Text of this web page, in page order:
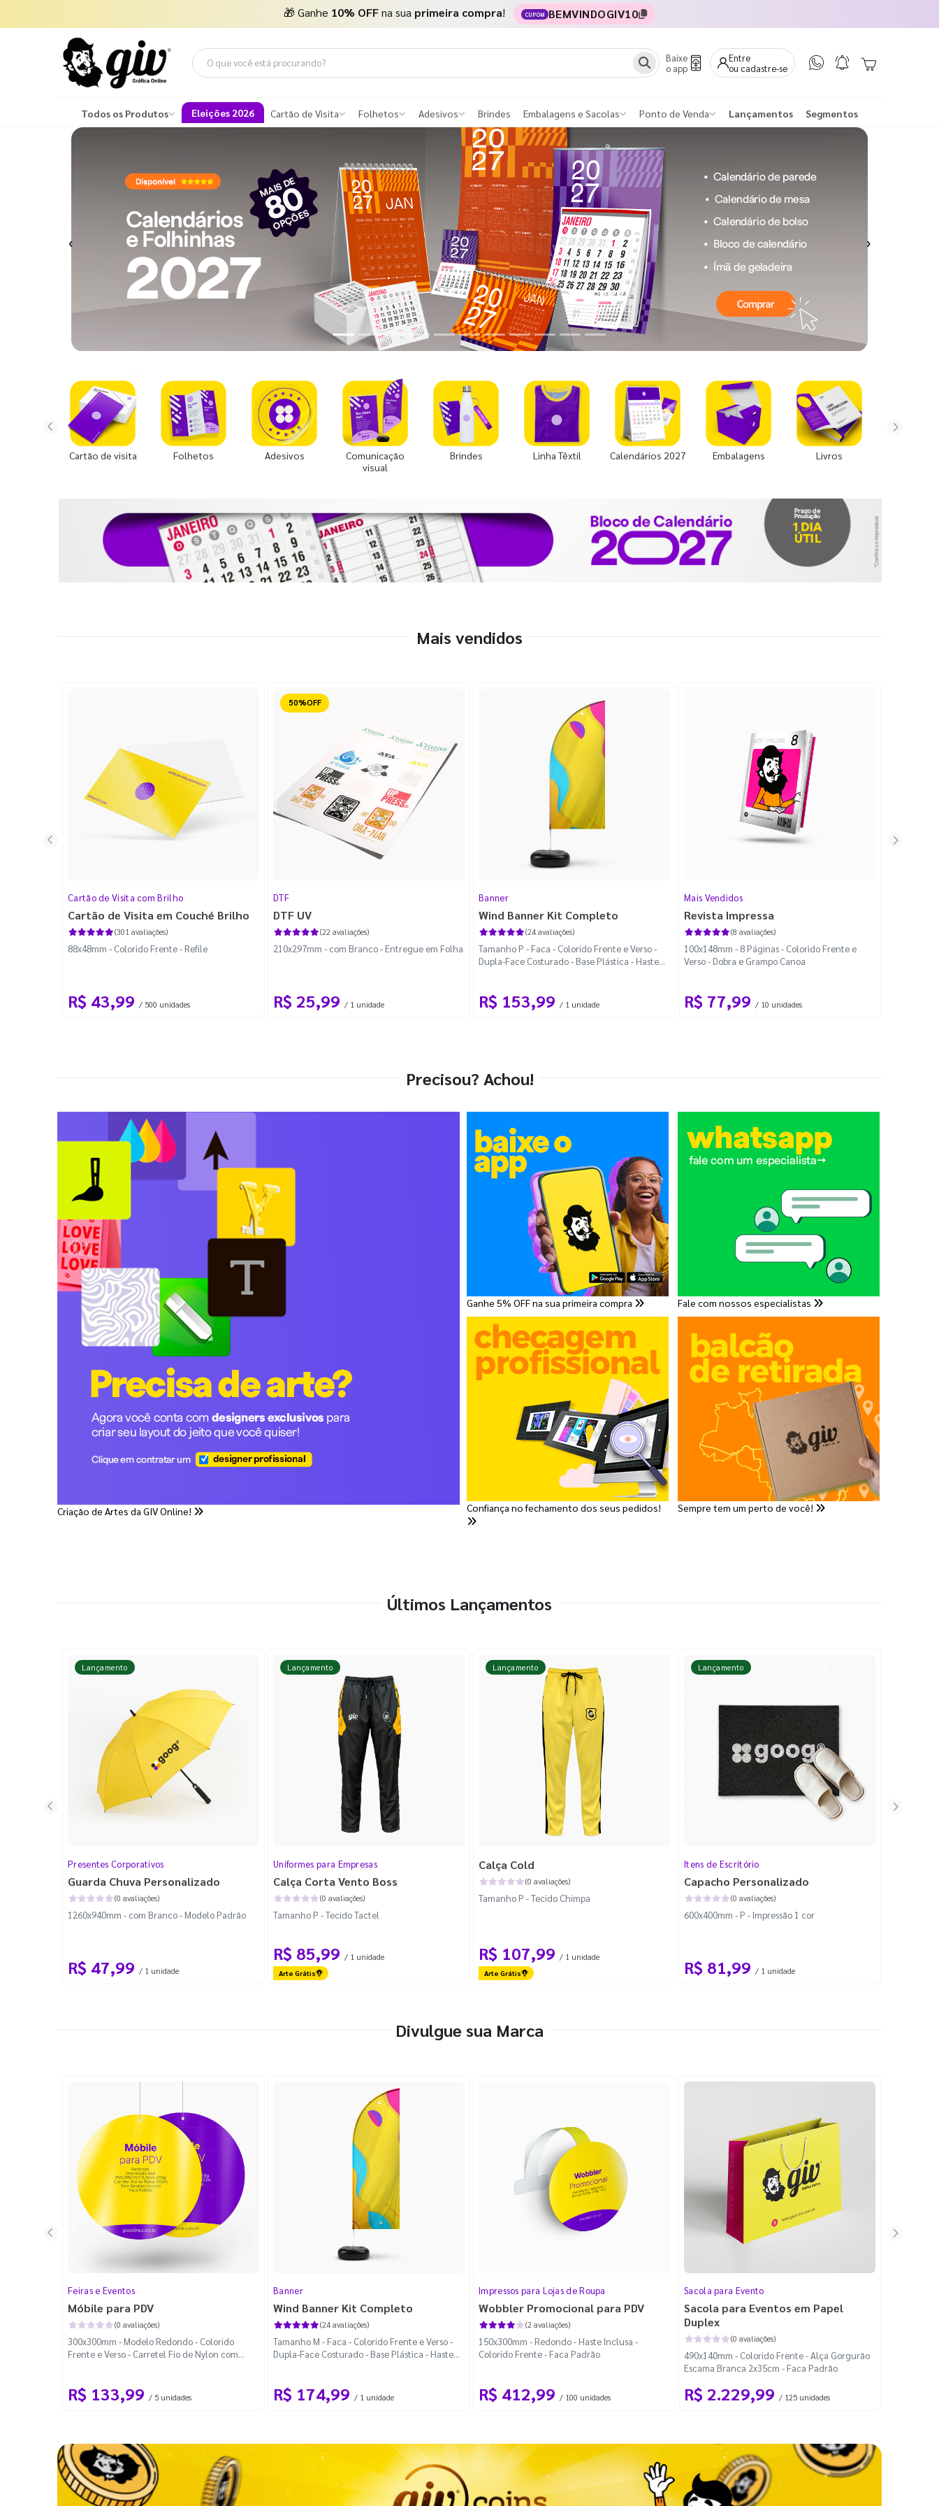
🎁 Ganhe 10% OFFna sua primeira compra! CUPOM BEMVINDOGIV10
Baixe
o app
Entre
ou cadastre-se
Todos os Produtos Eleições 2026 Cartão de Visita Folhetos Adesivos Brindes Embalagens e Sacolas Ponto de Venda Lançamentos Segmentos
Previous Next
Cartão de visita Folhetos Adesivos
Comunicação
visual
Brindes Linha Têxtil Calendários 2027 Embalagens Livros
Mais vendidos
Cartão de Visita com Brilho
Cartão de Visita em Couché Brilho
(301 avaliações)
88x48mm - Colorido Frente - Refile
R$ 43,99 / 500 unidades
Reduzido
DTF
DTF UV
(22 avaliações)
210x297mm - com Branco - Entregue em Folha
R$ 25,99 / 1 unidade
Banner
Wind Banner Kit Completo
(24 avaliações)
Tamanho P - Faca - Colorido Frente e Verso -
Dupla-Face Costurado - Base Plástica - Haste
R$ 153,99 / 1 unidade
Mais Vendidos
Revista Impressa
(8 avaliações)
100x148mm - 8 Páginas - Colorido Frente e
Verso - Dobra e Grampo Canoa
R$ 77,99 / 10 unidades
Precisou? Achou!
Criação de Artes da GIV Online!
Ganhe 5% OFF na sua primeira compra
Confiança no fechamento dos seus pedidos!
Fale com nossos especialistas
Sempre tem um perto de você!
Últimos Lançamentos
Lançamento
Presentes Corporativos
Guarda Chuva Personalizado
(0 avaliações)
1260x940mm - com Branco - Modelo Padrão
R$ 47,99 / 1 unidade
Lançamento
Uniformes para Empresas
Calça Corta Vento Boss
(0 avaliações)
Tamanho P - Tecido Tactel
R$ 85,99 / 1 unidade
Arte Grátis
Lançamento
Calça Cold
(0 avaliações)
Tamanho P - Tecido Chimpa
R$ 107,99 / 1 unidade
Arte Grátis
Lançamento
Itens de Escritório
Capacho Personalizado
(0 avaliações)
600x400mm - P - Impressão 1 cor
R$ 81,99 / 1 unidade
Divulgue sua Marca
Feiras e Eventos
Móbile para PDV
(0 avaliações)
300x300mm - Modelo Redondo - Colorido
Frente e Verso - Carretel Fio de Nylon com
R$ 133,99 / 5 unidades
Banner
Wind Banner Kit Completo
(24 avaliações)
Tamanho M - Faca - Colorido Frente e Verso -
Dupla-Face Costurado - Base Plástica - Haste
R$ 174,99 / 1 unidade
Impressos para Lojas de Roupa
Wobbler Promocional para PDV
(2 avaliações)
150x300mm - Redondo - Haste Inclusa -
Colorido Frente - Faca Padrão
R$ 412,99 / 100 unidades
Sacola para Evento
Sacola para Eventos em Papel
Duplex
(0 avaliações)
490x140mm - Colorido Frente - Alça Gorgurão
Escama Branca 2x35cm - Faca Padrão
R$ 2.229,99 / 125 unidades